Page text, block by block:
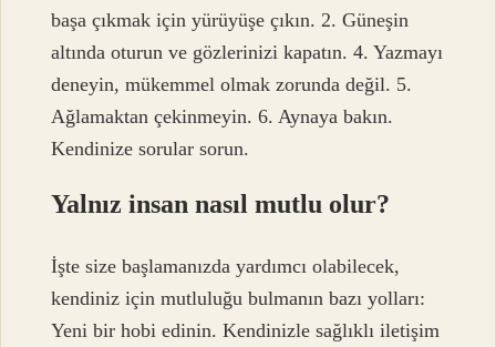
başa çıkmak için yürüyüşe çıkın. 2. Güneşin
altında oturun ve gözlerinizi kapatın. 4. Yazmayı
deneyin, mükemmel olmak zorunda değil. 5.
Ağlamaktan çekinmeyin. 6. Aynaya bakın.
Kendinize sorular sorun.
Yalnız insan nasıl mutlu olur?
İşte size başlamanızda yardımcı olabilecek,
kendiniz için mutluluğu bulmanın bazı yolları:
Yeni bir hobi edinin. Kendinizle sağlıklı iletişim